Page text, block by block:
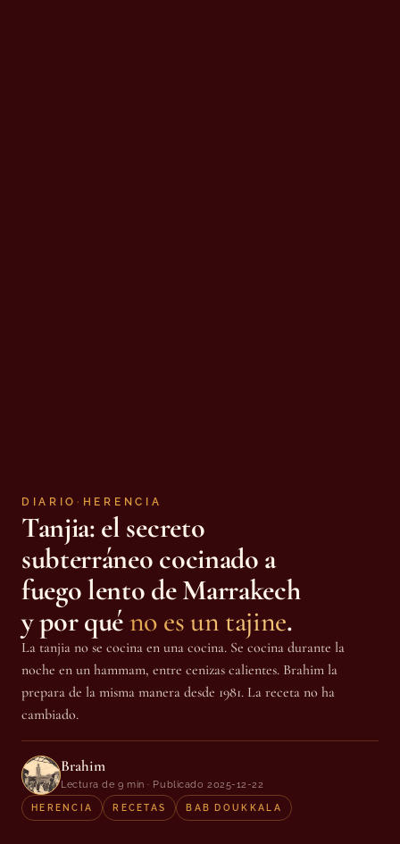
DIARIO · HERENCIA
Tanjia: el secreto
subterráneo cocinado a
fuego lento de Marrakech
y por quéno es un tajine.
La tanjia no se cocina en una cocina. Se cocina durante la
noche en un hammam, entre cenizas calientes. Brahim la
prepara de la misma manera desde 1981. La receta no ha
cambiado.
Brahim
Lectura de 9 min · Publicado 2025-12-22
HERENCIA RECETAS BAB DOUKKALA